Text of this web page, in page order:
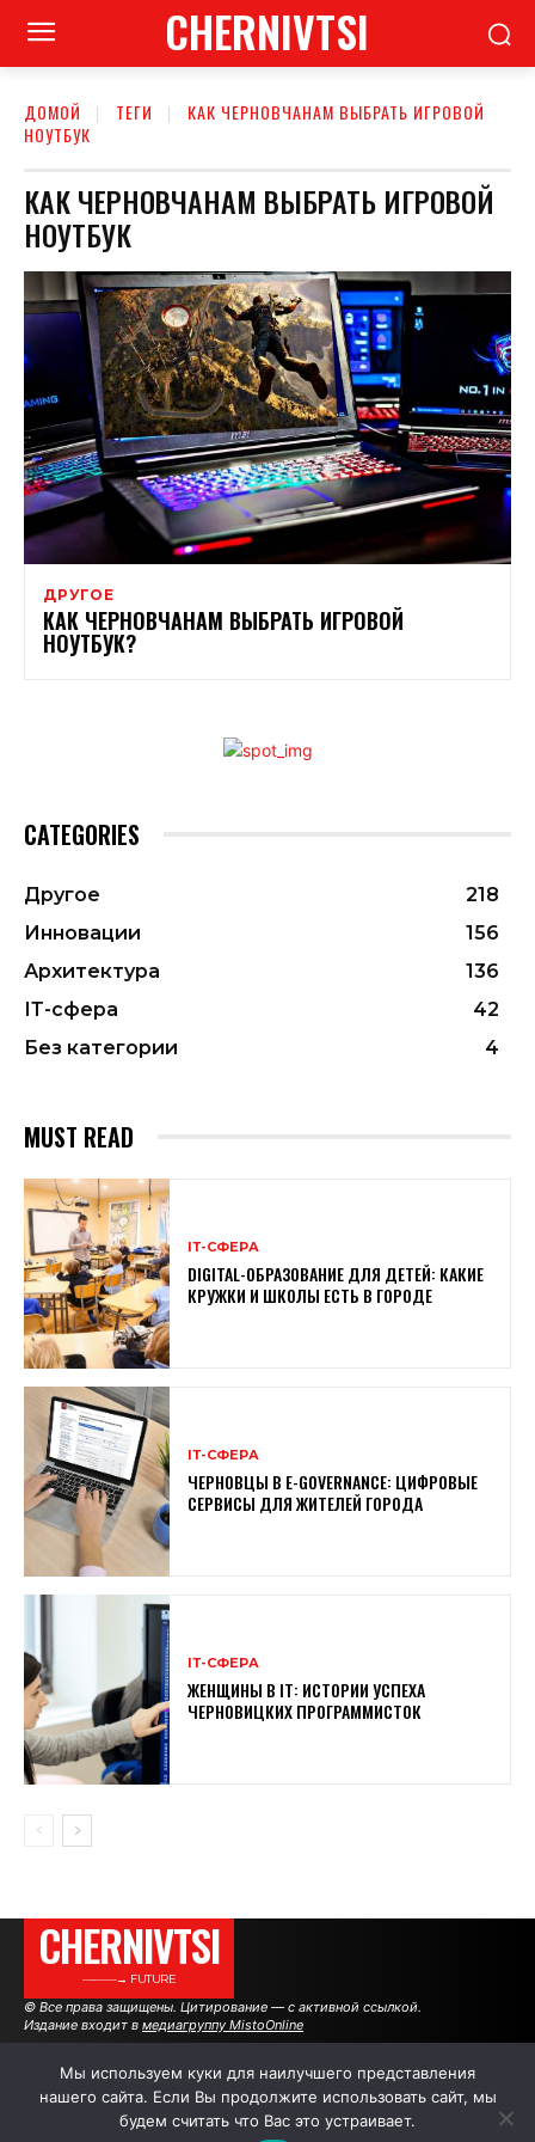
CHERNIVTSI
ДОМОЙ ТЕГИ
КАК ЧЕРНОВЧАНАМ ВЫБРАТЬ ИГРОВОЙ
НОУТБУК
КАК ЧЕРНОВЧАНАМ ВЫБРАТЬ ИГРОВОЙ
НОУТБУК
ДРУГОЕ
КАК ЧЕРНОВЧАНАМ ВЫБРАТЬ ИГРОВОЙ
НОУТБУК?
CATEGORIES
Другое
218
Инновации
156
Архитектура
136
ІТ-сфера
42
Без категории
4
MUST READ
ІТ-СФЕРА
DIGITAL-ОБРАЗОВАНИЕ ДЛЯ ДЕТЕЙ: КАКИЕ
КРУЖКИ И ШКОЛЫ ЕСТЬ В ГОРОДЕ
ІТ-СФЕРА
ЧЕРНОВЦЫ В E-GOVERNANCE: ЦИФРОВЫЕ
СЕРВИСЫ ДЛЯ ЖИТЕЛЕЙ ГОРОДА
ІТ-СФЕРА
ЖЕНЩИНЫ В ІТ: ИСТОРИИ УСПЕХА
ЧЕРНОВИЦКИХ ПРОГРАММИСТОК
CHERNIVTSI
———→ FUTURE
© Все права защищены. Цитирование — с активной ссылкой.
Издание входит в медиагруппу MistoOnline
АВТОРЫ РЕКЛАМА НА САЙТЕ
Мы используем куки для наилучшего представления
нашего сайта. Если Вы продолжите использовать сайт, мы
будем считать что Вас это устраивает.